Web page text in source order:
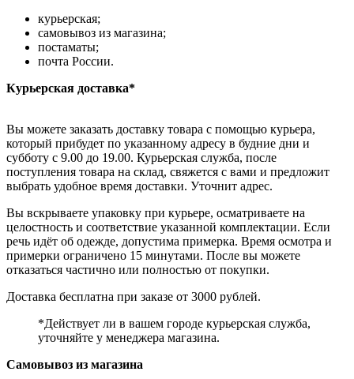
курьерская;
самовывоз из магазина;
постаматы;
почта России.
Курьерская доставка*
Вы можете заказать доставку товара с помощью курьера,
который прибудет по указанному адресу в будние дни и
субботу с 9.00 до 19.00. Курьерская служба, после
поступления товара на склад, свяжется с вами и предложит
выбрать удобное время доставки. Уточнит адрес.
Вы вскрываете упаковку при курьере, осматриваете на
целостность и соответствие указанной комплектации. Если
речь идёт об одежде, допустима примерка. Время осмотра и
примерки ограничено 15 минутами. После вы можете
отказаться частично или полностью от покупки.
Доставка бесплатна при заказе от 3000 рублей.
*Действует ли в вашем городе курьерская служба,
уточняйте у менеджера магазина.
Самовывоз из магазина